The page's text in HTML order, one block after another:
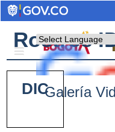
Rostros
Galería
DIC